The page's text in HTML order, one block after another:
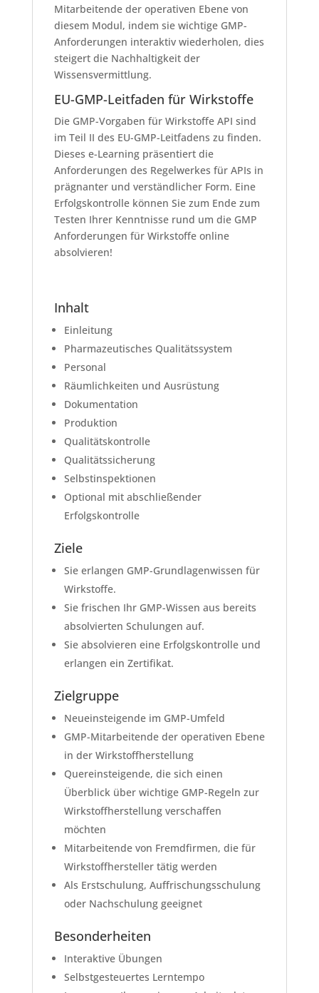
Mitarbeitende der operativen Ebene von
diesem Modul, indem sie wichtige GMP-
Anforderungen interaktiv wiederholen, dies
steigert die Nachhaltigkeit der
Wissensvermittlung.
EU-GMP-Leitfaden für Wirkstoffe
Die GMP-Vorgaben für Wirkstoffe API sind
im Teil II des EU-GMP-Leitfadens zu finden.
Dieses e-Learning präsentiert die
Anforderungen des Regelwerkes für APIs in
prägnanter und verständlicher Form. Eine
Erfolgskontrolle können Sie zum Ende zum
Testen Ihrer Kenntnisse rund um die GMP
Anforderungen für Wirkstoffe online
absolvieren!
Inhalt
Einleitung
Pharmazeutisches Qualitätssystem
Personal
Räumlichkeiten und Ausrüstung
Dokumentation
Produktion
Qualitätskontrolle
Qualitätssicherung
Selbstinspektionen
Optional mit abschließender
Erfolgskontrolle
Ziele
Sie erlangen GMP-Grundlagenwissen für
Wirkstoffe.
Sie frischen Ihr GMP-Wissen aus bereits
absolvierten Schulungen auf.
Sie absolvieren eine Erfolgskontrolle und
erlangen ein Zertifikat.
Zielgruppe
Neueinsteigende im GMP-Umfeld
GMP-Mitarbeitende der operativen Ebene
in der Wirkstoffherstellung
Quereinsteigende, die sich einen
Überblick über wichtige GMP-Regeln zur
Wirkstoffherstellung verschaffen
möchten
Mitarbeitende von Fremdfirmen, die für
Wirkstoffhersteller tätig werden
Als Erstschulung, Auffrischungsschulung
oder Nachschulung geeignet
Besonderheiten
Interaktive Übungen
Selbstgesteuertes Lerntempo